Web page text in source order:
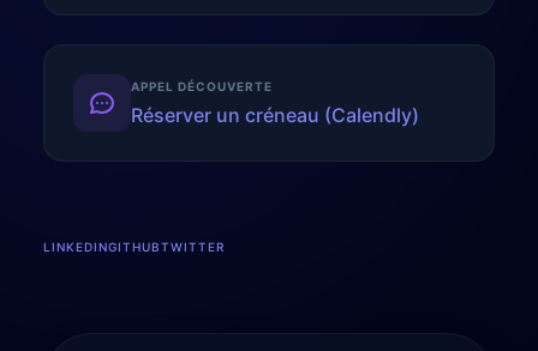
APPEL DÉCOUVERTE
Réserver un créneau (Calendly)
LINKEDINGITHUBTWITTER